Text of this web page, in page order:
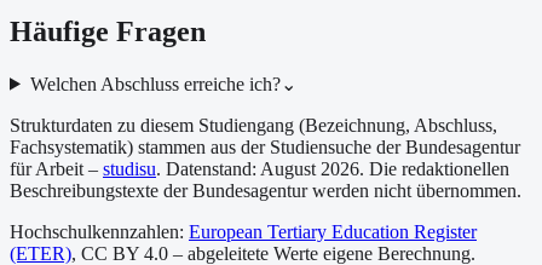
Häufige Fragen
Welchen Abschluss erreiche ich?⌄
Strukturdaten zu diesem Studiengang (Bezeichnung, Abschluss,
Fachsystematik) stammen aus der Studiensuche der Bundesagentur
für Arbeit – studisu. Datenstand: August 2026. Die redaktionellen
Beschreibungstexte der Bundesagentur werden nicht übernommen.
Hochschulkennzahlen: European Tertiary Education Register
(ETER), CC BY 4.0 – abgeleitete Werte eigene Berechnung.